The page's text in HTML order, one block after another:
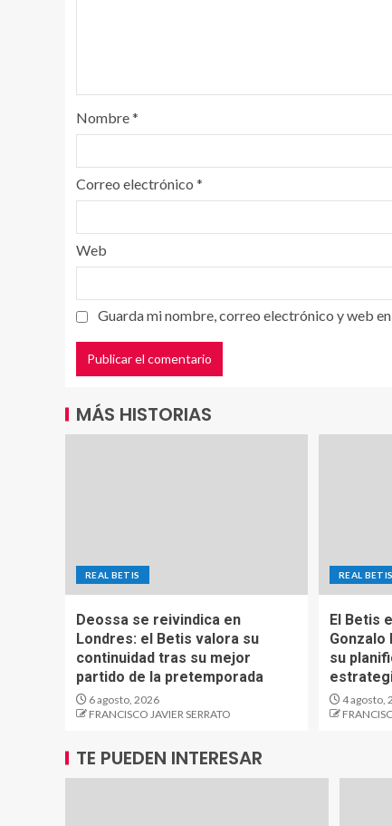
Nombre*
Correo electrónico *
Web
Guarda mi nombre, correo electrónico y web
MÁS HISTORIAS
REAL BETIS
Deossa se reivindica en
Londres: el Betis valora su
continuidad tras su mejor
partido de la pretemporada
6 agosto, 2026
FRANCISCO JAVIER SERRATO
REAL BETIS
El Betis
su
4 agosto,
TE PUEDEN INTERESAR